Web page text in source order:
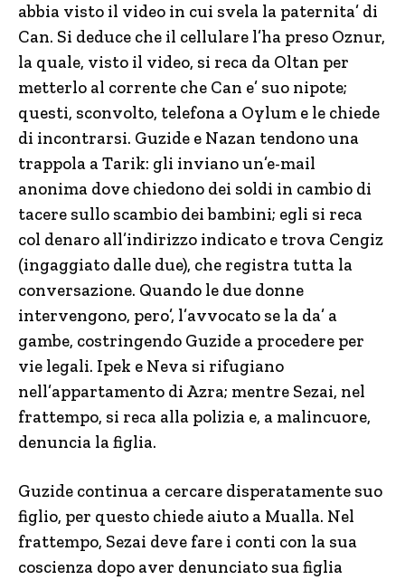
abbia visto il video in cui svela la paternita’ di
Can. Si deduce che il cellulare l’ha preso Oznur,
la quale, visto il video, si reca da Oltan per
metterlo al corrente che Can e’ suo nipote;
questi, sconvolto, telefona a Oylum e le chiede
di incontrarsi. Guzide e Nazan tendono una
trappola a Tarik: gli inviano un’e-mail
anonima dove chiedono dei soldi in cambio di
tacere sullo scambio dei bambini; egli si reca
col denaro all’indirizzo indicato e trova Cengiz
(ingaggiato dalle due), che registra tutta la
conversazione. Quando le due donne
intervengono, pero’, l’avvocato se la da’ a
gambe, costringendo Guzide a procedere per
vie legali. Ipek e Neva si rifugiano
nell’appartamento di Azra; mentre Sezai, nel
frattempo, si reca alla polizia e, a malincuore,
denuncia la figlia.
Guzide continua a cercare disperatamente suo
figlio, per questo chiede aiuto a Mualla. Nel
frattempo, Sezai deve fare i conti con la sua
coscienza dopo aver denunciato sua figlia